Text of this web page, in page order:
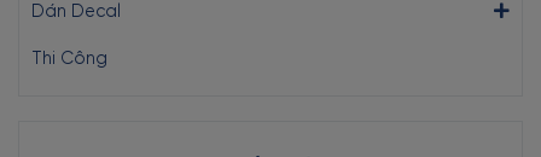
Dán Decal
Thi Công